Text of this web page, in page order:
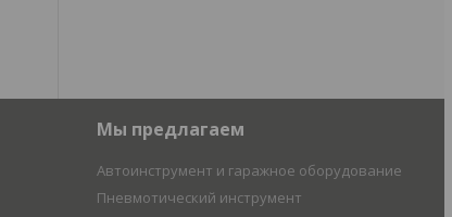
Мы предлагаем
Автоинструмент и гаражное оборудование
Пневмотический инструмент